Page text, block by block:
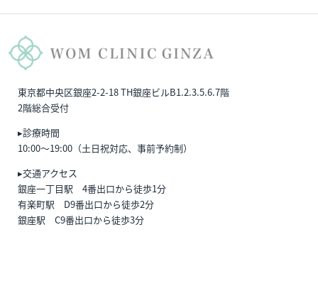
東京都中央区銀座2-2-18 TH銀座ビルB1.2.3.5.6.7階
2階総合受付
▸診療時間
10:00〜19:00（土日祝対応、事前予約制）
▸交通アクセス
銀座一丁目駅 4番出口から徒歩1分
有楽町駅 D9番出口から徒歩2分
銀座駅 C9番出口から徒歩3分